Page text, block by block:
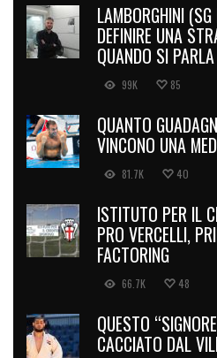
LAMBORGHINI
DEFINIRE UNA
QUANDO SI
99K 85
QUANTO
VINCONO UNA
81.7K 40
ISTITUTO PER IL
PRO VERCELLI,
FACTORING
66.7K 48
QUESTO
CACCIATO DAL